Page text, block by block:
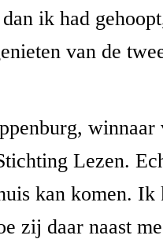
ik had
van de
winnaar
Lezen.
kan komen. Ik
zij daar naast